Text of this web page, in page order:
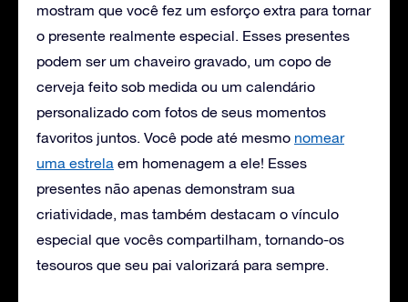
mostram que você fez um esforço extra para tornar
o presente realmente especial. Esses presentes
podem ser um chaveiro gravado, um copo de
cerveja feito sob medida ou um calendário
personalizado com fotos de seus momentos
favoritos juntos. Você pode até mesmo nomear
uma estrela em homenagem a ele! Esses
presentes não apenas demonstram sua
criatividade, mas também destacam o vínculo
especial que vocês compartilham, tornando-os
tesouros que seu pai valorizará para sempre.